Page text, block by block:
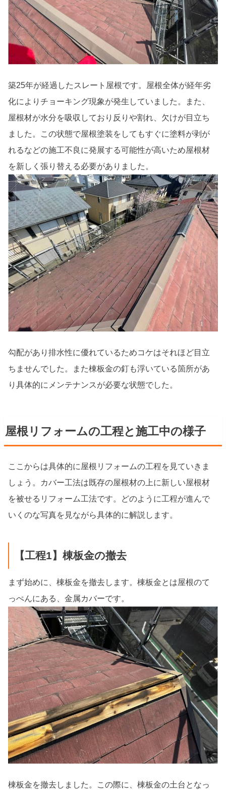
築25年が経過したスレート屋根です。屋根全体が経年劣
化によりチョーキング現象が発生していました。また、
屋根材が水分を吸収しており反りや割れ、欠けが目立ち
ました。この状態で屋根塗装をしてもすぐに塗料が剥が
れるなどの施工不良に発展する可能性が高いため屋根材
を新しく張り替える必要がありました。
勾配があり排水性に優れているためコケはそれほど目立
ちませんでした。また棟板金の釘も浮いている箇所があ
り具体的にメンテナンスが必要な状態でした。
屋根リフォームの工程と施工中の様子
ここからは具体的に屋根リフォームの工程を見ていきま
しょう。カバー工法は既存の屋根材の上に新しい屋根材
を被せるリフォーム工法です。どのように工程が進んで
いくのな写真を見ながら具体的に解説します。
【工程1】棟板金の撤去
まず始めに、棟板金を撤去します。棟板金とは屋根のて
っぺんにある、金属カバーです。
棟板金を撤去しました。この際に、棟板金の土台となっ